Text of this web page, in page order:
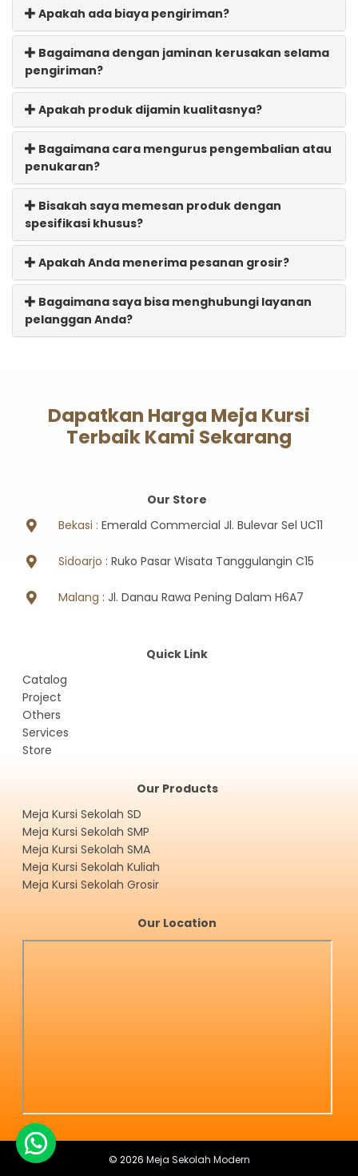
Apakah ada biaya pengiriman?
Bagaimana dengan jaminan kerusakan selama
pengiriman?
Apakah produk dijamin kualitasnya?
Bagaimana cara mengurus pengembalian atau
penukaran?
Bisakah saya memesan produk dengan
spesifikasi khusus?
Apakah Anda menerima pesanan grosir?
Bagaimana saya bisa menghubungi layanan
pelanggan Anda?
Dapatkan Harga Meja Kursi
Terbaik Kami Sekarang
Our Store
Bekasi : Emerald Commercial Jl. Bulevar Sel UC11
Sidoarjo : Ruko Pasar Wisata Tanggulangin C15
Malang : Jl. Danau Rawa Pening Dalam H6A7
Quick Link
Catalog
Project
Others
Services
Store
Our Products
Meja Kursi Sekolah SD
Meja Kursi Sekolah SMP
Meja Kursi Sekolah SMA
Meja Kursi Sekolah Kuliah
Meja Kursi Sekolah Grosir
Our Location
© 2026 Meja Sekolah Modern